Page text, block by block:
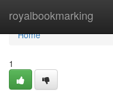
royalbookmarking
Home
Home
1